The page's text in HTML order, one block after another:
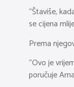
“Štaviše,
se cijena
Prema
“Ovo je
poručuje